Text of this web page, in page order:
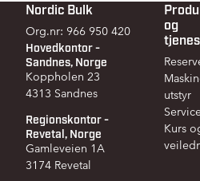
Footer
Nordic Bulk
Org.nr: 966 950 420
Hovedkontor -
Sandnes, Norge
Koppholen 23
4313 Sandnes
Regionskontor -
Revetal, Norge
Gamleveien 1A
3174 Revetal
og
utstyr
Kurs